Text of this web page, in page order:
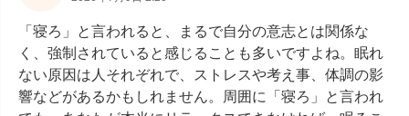
「寝ろ」と言われると、まるで自分の意志とは関係な
く、強制されていると感じることも多いですよね。眠れ
ない原因は人それぞれで、ストレスや考え事、体調の影
響などがあるかもしれません。周囲に「寝ろ」と言われ